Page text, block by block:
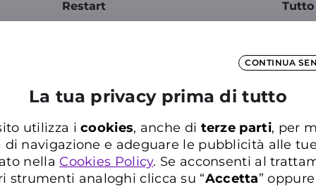
CONTINUA
La tua privacy prima di tutto
utilizza icookies, anche di terze parti, per
di navigazione e adeguare le pubblicità alle
nella Cookies Policy. Se acconsenti al
strumenti analoghi clicca su “Accetta”
di
Restart